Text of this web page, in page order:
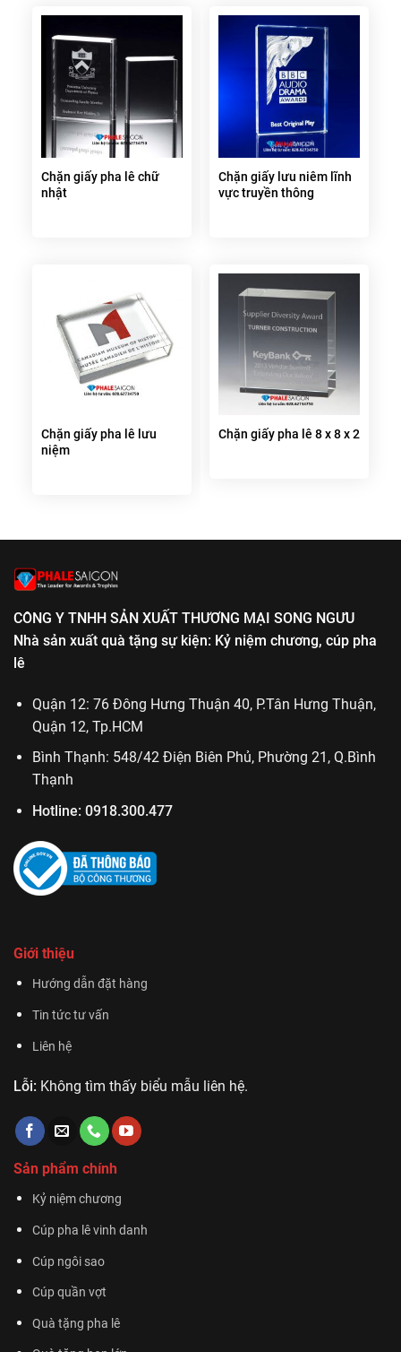
Chặn giấy pha lê chữ
nhật
Chặn giấy lưu niêm lĩnh
vực truyền thông
Chặn giấy pha lê lưu
niệm
Chặn giấy pha lê 8 x 8 x 2
CÔNG Y TNHH SẢN XUẤT THƯƠNG MẠI SONG NGƯU
Nhà sản xuất quà tặng sự kiện: Kỷ niệm chương, cúp pha
lê
Quận 12: 76 Đông Hưng Thuận 40, P.Tân Hưng Thuận,
Quận 12, Tp.HCM
Bình Thạnh: 548/42 Điện Biên Phủ, Phường 21, Q.Bình
Thạnh
Hotline: 0918.300.477
Giới thiệu
Hướng dẫn đặt hàng
Tin tức tư vấn
Liên hệ
Lỗi: Không tìm thấy biểu mẫu liên hệ.
Sản phẩm chính
Kỷ niệm chương
Cúp pha lê vinh danh
Cúp ngôi sao
Cúp quần vợt
Quà tặng pha lê